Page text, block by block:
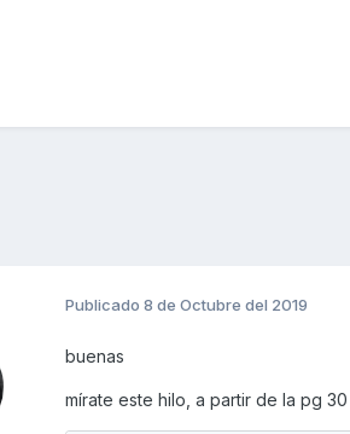
Publicado 8 de Octubre del 2019
buenas
mírate este hilo, a partir de la pg